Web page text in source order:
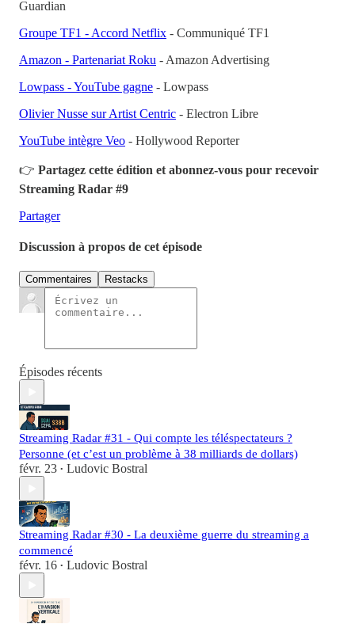
Guardian
Groupe TF1 - Accord Netflix - Communiqué TF1
Amazon - Partenariat Roku - Amazon Advertising
Lowpass - YouTube gagne - Lowpass
Olivier Nusse sur Artist Centric - Electron Libre
YouTube intègre Veo - Hollywood Reporter
👉 Partagez cette édition et abonnez-vous pour recevoir
Streaming Radar #9
Partager
Discussion à propos de cet épisode
Commentaires Restacks
Épisodes récents
Streaming Radar #31 - Qui compte les téléspectateurs ?
Personne (et c’est un problème à 38 milliards de dollars)
févr. 23 • Ludovic Bostral
Streaming Radar #30 - La deuxième guerre du streaming a
commencé
févr. 16 • Ludovic Bostral